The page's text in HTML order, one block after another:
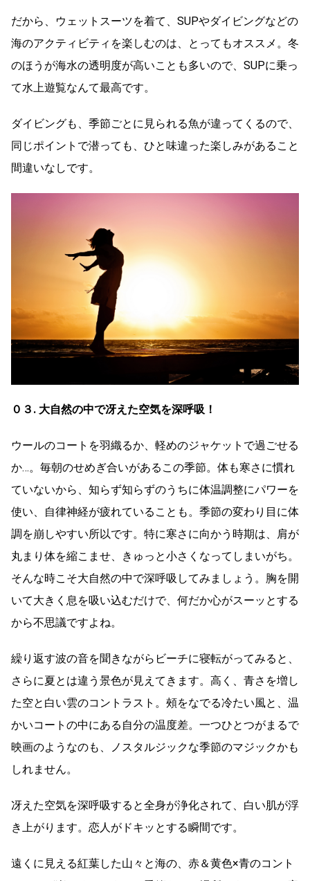
だから、ウェットスーツを着て、SUPやダイビングなどの
海のアクティビティを楽しむのは、とってもオススメ。冬
のほうが海水の透明度が高いことも多いので、SUPに乗っ
て水上遊覧なんて最高です。
ダイビングも、季節ごとに見られる魚が違ってくるので、
同じポイントで潜っても、ひと味違った楽しみがあること
間違いなしです。
０３. 大自然の中で冴えた空気を深呼吸！
ウールのコートを羽織るか、軽めのジャケットで過ごせる
か…。毎朝のせめぎ合いがあるこの季節。体も寒さに慣れ
ていないから、知らず知らずのうちに体温調整にパワーを
使い、自律神経が疲れていることも。季節の変わり目に体
調を崩しやすい所以です。特に寒さに向かう時期は、肩が
丸まり体を縮こませ、きゅっと小さくなってしまいがち。
そんな時こそ大自然の中で深呼吸してみましょう。胸を開
いて大きく息を吸い込むだけで、何だか心がスーッとする
から不思議ですよね。
繰り返す波の音を聞きながらビーチに寝転がってみると、
さらに夏とは違う景色が見えてきます。高く、青さを増し
た空と白い雲のコントラスト。頰をなでる冷たい風と、温
かいコートの中にある自分の温度差。一つひとつがまるで
映画のようなのも、ノスタルジックな季節のマジックかも
しれません。
冴えた空気を深呼吸すると全身が浄化されて、白い肌が浮
き上がります。恋人がドキッとする瞬間です。
遠くに見える紅葉した山々と海の、赤＆黄色×青のコント